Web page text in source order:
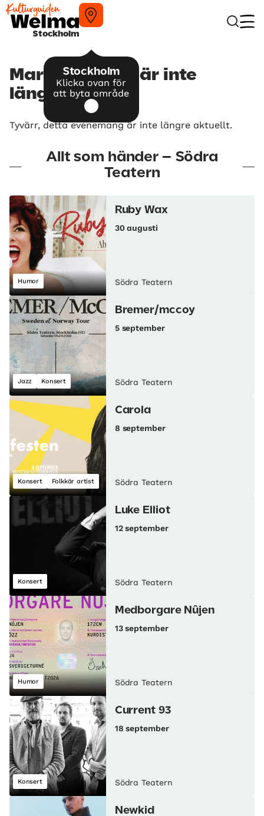
Stockholm
Stockholm
Klicka ovan för
att byta område
Marc Scibilia – är inte
längre aktuellt
Tyvärr, detta evenemang är inte längre aktuellt.
Allt som händer – Södra
Teatern
Humor
Ruby Wax
30 augusti
Södra Teatern
Jazz Konsert
Bremer/mccoy
5 september
Södra Teatern
Konsert Folkkär artist
Carola
8 september
Södra Teatern
Konsert
Luke Elliot
12 september
Södra Teatern
Humor
Medborgare Nûjen
13 september
Södra Teatern
Konsert
Current 93
18 september
Södra Teatern
Newkid